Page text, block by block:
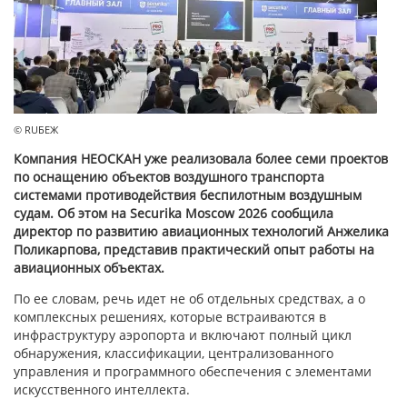
© RUБЕЖ
Компания НЕОСКАН уже реализовала более семи проектов
по оснащению объектов воздушного транспорта
системами противодействия беспилотным воздушным
судам. Об этом на Securika Moscow 2026 сообщила
директор по развитию авиационных технологий Анжелика
Поликарпова, представив практический опыт работы на
авиационных объектах.
По ее словам, речь идет не об отдельных средствах, а о
комплексных решениях, которые встраиваются в
инфраструктуру аэропорта и включают полный цикл
обнаружения, классификации, централизованного
управления и программного обеспечения с элементами
искусственного интеллекта.